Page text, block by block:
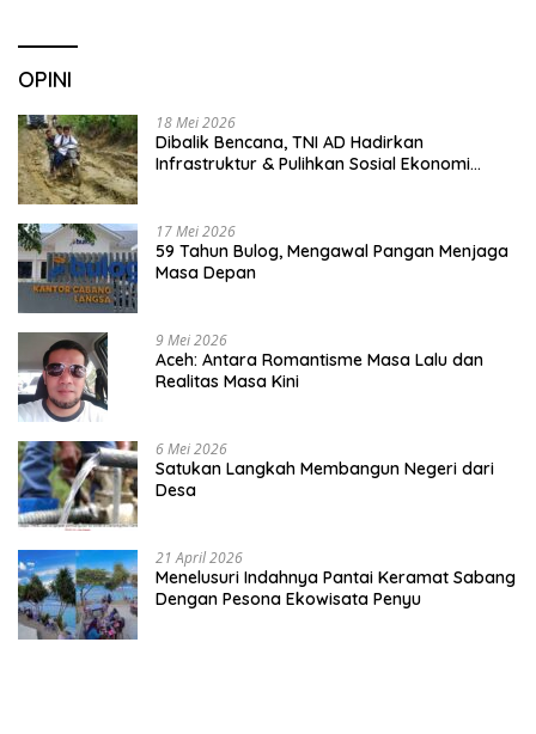
OPINI
18 Mei 2026
Dibalik Bencana, TNI AD Hadirkan
Infrastruktur & Pulihkan Sosial Ekonomi
17 Mei 2026
59 Tahun Bulog, Mengawal Pangan Menjaga
Masa Depan
9 Mei 2026
Aceh: Antara Romantisme Masa Lalu dan
Realitas Masa Kini
6 Mei 2026
Satukan Langkah Membangun Negeri dari
Desa
21 April 2026
Menelusuri Indahnya Pantai Keramat Sabang
Dengan Pesona Ekowisata Penyu